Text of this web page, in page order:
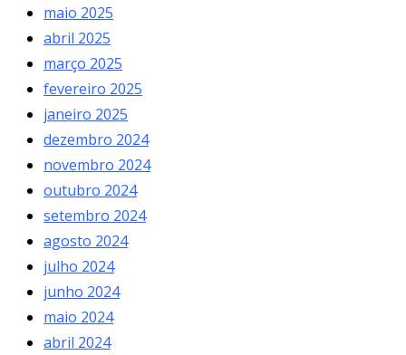
maio 2025
abril 2025
março 2025
fevereiro 2025
janeiro 2025
dezembro 2024
novembro 2024
outubro 2024
setembro 2024
agosto 2024
julho 2024
junho 2024
maio 2024
abril 2024